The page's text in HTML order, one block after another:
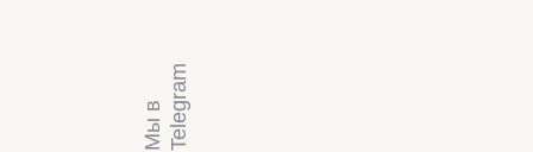
М
ы
в
T
e
l
e
g
r
a m